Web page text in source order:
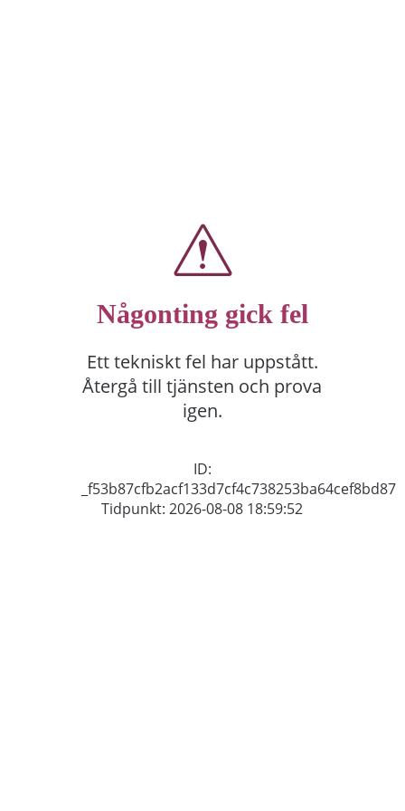
Någonting gick fel
Ett tekniskt fel har uppstått.
Återgå till tjänsten och prova
igen.
ID:
_f53b87cfb2acf133d7cf4c738253ba64cef8bd87
Tidpunkt: 2026-08-08 18:59:52